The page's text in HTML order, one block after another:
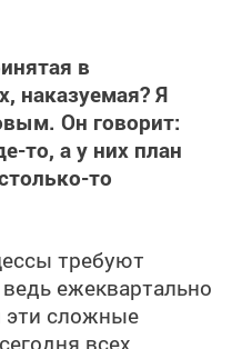
в
наказуемая? Я
Он говорит:
то, а у них план
то
требуют
ежеквартально
эти сложные
всех